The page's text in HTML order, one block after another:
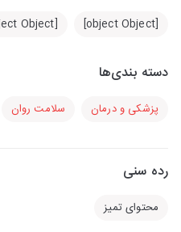
[object Object]
[object Object]
دسته بندی‌ها
پزشکی و درمان سلامت روان
رده سنی
محتوای تمیز